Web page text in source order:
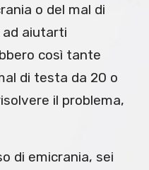
o del mal di
aiutarti
così tante
di testa da 20 o
il problema,
di emicrania, sei